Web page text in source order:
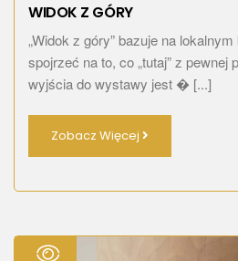
WIDOK Z GÓRY
„Widok z góry” bazuje na
spojrzeć na to, co „tutaj” z pewnej
wyjścia do wystawy jest � [...]
Zobacz Więcej